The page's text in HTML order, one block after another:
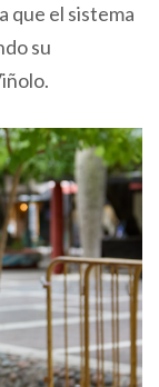
que el sistema
su